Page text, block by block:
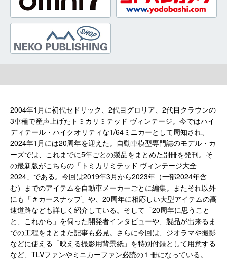
2004年1月に初代セドリック、2代目グロリア、2代目クラウンの
3車種で産声上げたトミカリミテッド ヴィンテージ。今ではハイ
ディテール・ハイクオリティな1/64ミニカーとして周知され、
2024年1月には20周年を迎えた。自動車模型専門誌のモデル・カ
ーズでは、これまでに5年ごとの製品をまとめた別冊を発刊。そ
の最新版がこちらの「トミカリミテッド ヴィンテージ大全
2024」である。今回は2019年3月から2023年（一部2024年含
む）までのアイテムを自動車メーカーごとに編集。またそれ以外
にも「＃カースナップ」や、20周年に相応しい大型アイテムの高
速道路なども詳しく紹介している。そして「20周年に思うこと
と、これから」を伺った開発者インタビューや、製品が出来るま
での工程をまとまた記事も必見。さらに今回は、ジオラマや撮影
などに使える「映える撮影用背景紙」を特別付録として用意する
など、TLVファンやミニカーファン必読の１冊になっている。